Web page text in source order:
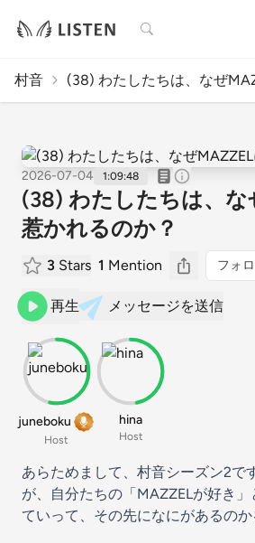
検索
村音 (38) わたしたちは、なぜ
2026-07-04 1:09:48
(38) わたしたちは、な
惹かれるのか？
3 Stars 1 Mention フォ
再生 メッセージを送信
juneboku
Host
hina
Host
あらためまして、村音シーズン2で
が、自分たちの「MAZZELが好き
ていって、その先になにがあるのか